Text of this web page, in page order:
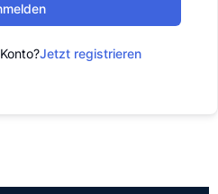
Jetzt registrieren